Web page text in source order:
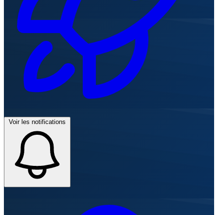
Voir les notifications